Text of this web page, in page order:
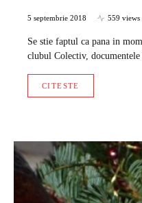
5 septembrie 2018 559 views
Se stie faptul ca pana in
clubul Colectiv,
CITESTE